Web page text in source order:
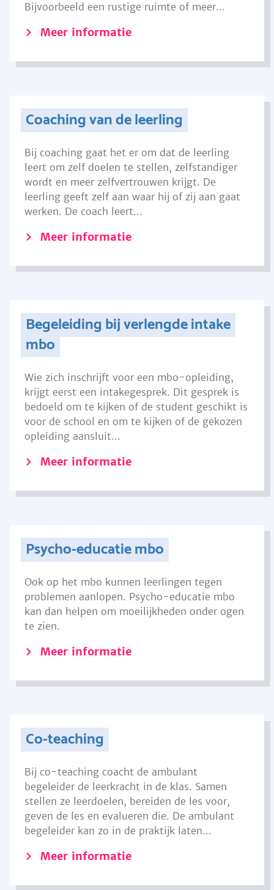
Bijvoorbeeld een rustige ruimte of meer...
Meer informatie
Coaching van de leerling
Bij coaching gaat het er om dat de leerling
leert om zelf doelen te stellen, zelfstandiger
wordt en meer zelfvertrouwen krijgt. De
leerling geeft zelf aan waar hij of zij aan gaat
werken. De coach leert...
Meer informatie
Begeleiding bij verlengde intake
mbo
Wie zich inschrijft voor een mbo-opleiding,
krijgt eerst een intakegesprek. Dit gesprek is
bedoeld om te kijken of de student geschikt is
voor de school en om te kijken of de gekozen
opleiding aansluit...
Meer informatie
Psycho-educatie mbo
Ook op het mbo kunnen leerlingen tegen
problemen aanlopen. Psycho-educatie mbo
kan dan helpen om moeilijkheden onder ogen
te zien.
Meer informatie
Co-teaching
Bij co-teaching coacht de ambulant
begeleider de leerkracht in de klas. Samen
stellen ze leerdoelen, bereiden de les voor,
geven de les en evalueren die. De ambulant
begeleider kan zo in de praktijk laten...
Meer informatie